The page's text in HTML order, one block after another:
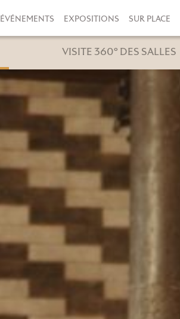
ÉVÉNEMENTS EXPOSITIONS SUR PLACE
VISITE 360° DES SALLES